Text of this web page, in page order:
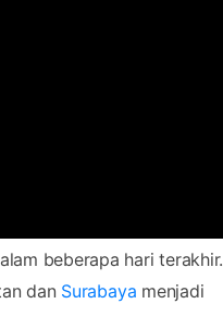
beberapa hari terakhir.
dan Surabaya menjadi